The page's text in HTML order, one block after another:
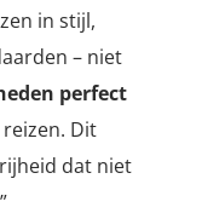
in stijl,
– niet
perfect
Dit
dat niet